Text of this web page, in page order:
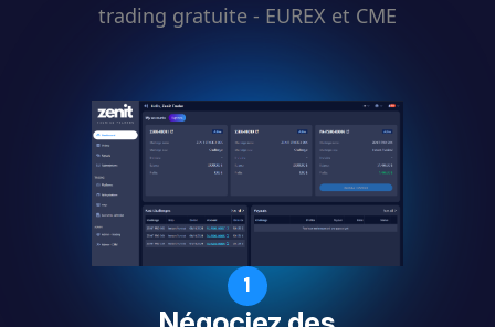
trading gratuite - EUREX et CME
1